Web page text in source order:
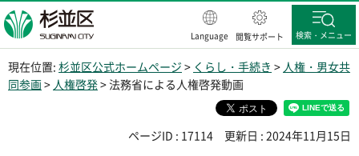
杉並区
Language 閲覧サポート 検索・メニュー
現在位置: 杉並区公式ホームページ > くらし・手続き > 人権・男女共
同参画> 人権啓発> 法務省による人権啓発動画
ページID : 17114 更新日 : 2024年11月15日